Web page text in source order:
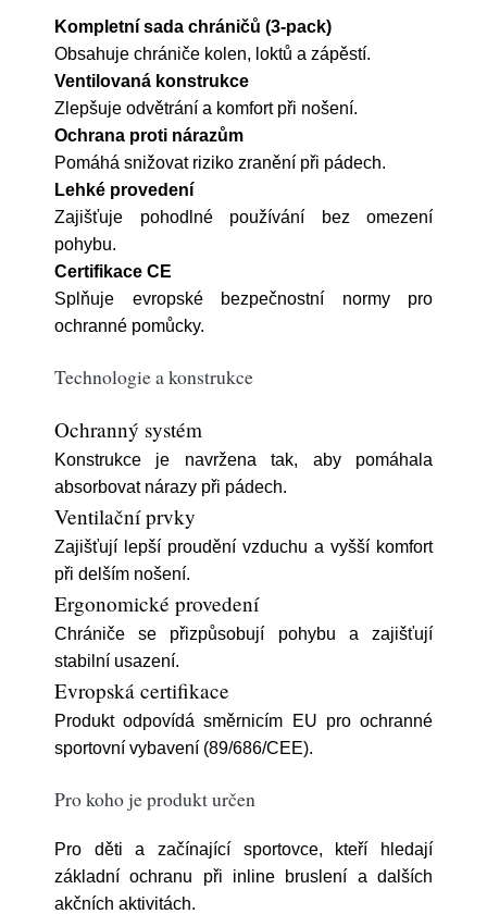
Kompletní sada chráničů (3-pack)
Obsahuje chrániče kolen, loktů a zápěstí.
Ventilovaná konstrukce
Zlepšuje odvětrání a komfort při nošení.
Ochrana proti nárazům
Pomáhá snižovat riziko zranění při pádech.
Lehké provedení
Zajišťuje pohodlné používání bez omezení
pohybu.
Certifikace CE
Splňuje evropské bezpečnostní normy pro
ochranné pomůcky.
Technologie a konstrukce
Ochranný systém
Konstrukce je navržena tak, aby pomáhala
absorbovat nárazy při pádech.
Ventilační prvky
Zajišťují lepší proudění vzduchu a vyšší komfort
při delším nošení.
Ergonomické provedení
Chrániče se přizpůsobují pohybu a zajišťují
stabilní usazení.
Evropská certifikace
Produkt odpovídá směrnicím EU pro ochranné
sportovní vybavení (89/686/CEE).
Pro koho je produkt určen
Pro děti a začínající sportovce, kteří hledají
základní ochranu při inline bruslení a dalších
akčních aktivitách.